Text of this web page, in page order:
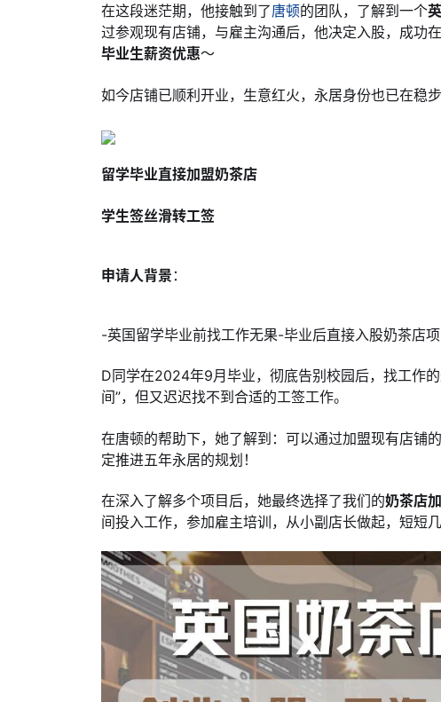
在这段迷茫期，他接触到了唐顿的团队，了解到一个
过参观现有店铺，与雇主沟通后，他决定入股，成功
毕业生薪资优惠～
如今店铺已顺利开业，生意红火，永居身份也已在稳步
留学毕业直接加盟奶茶店
学生签丝滑转工签
申请人背景 ：
-英国留学毕业前找工作无果-毕业后直接入股奶茶店
D同学在2024年9月毕业，彻底告别校园后，找工作
间”，但又迟迟找不到合适的工签工作。
在唐顿的帮助下，她了解到：可以通过加盟现有店铺
定推进五年永居的规划！
在深入了解多个项目后，她最终选择了我们的奶茶店
间投入工作，参加雇主培训，从小副店长做起，短短